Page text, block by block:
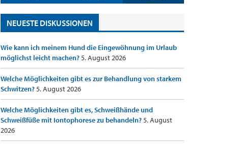
NEUESTE DISKUSSIONEN
Wie kann ich meinem Hund die Eingewöhnung im Urlaub
möglichst leicht machen?5. August 2026
Welche Möglichkeiten gibt es zur Behandlung von starkem
Schwitzen?5. August 2026
Welche Möglichkeiten gibt es, Schweißhände und
Schweißfüße mit Iontophorese zu behandeln?5. August
2026